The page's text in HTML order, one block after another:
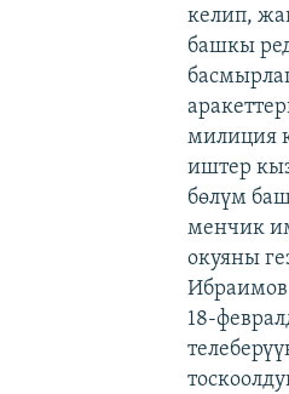
келип,
башкы
милиция
иштер
бөлүм
менчик
окуяны
18-